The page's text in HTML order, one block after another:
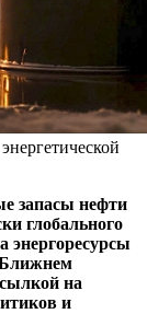
запасы нефти
глобального
энергоресурсы
на
и